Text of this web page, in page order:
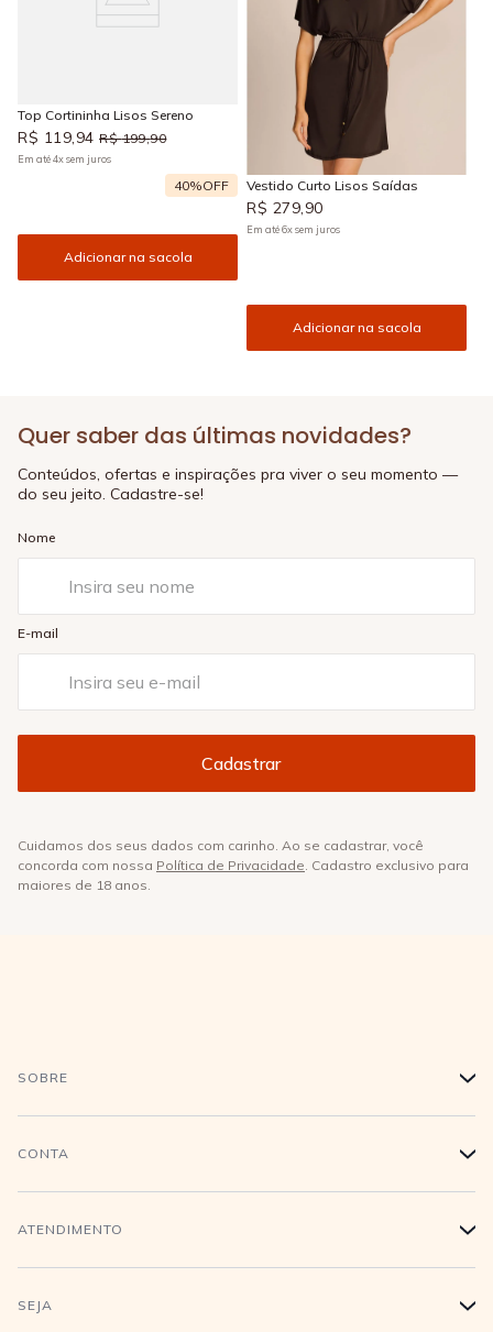
Top Cortininha Lisos Sereno
R$ 119,94 R$ 199,90
Em até4xsem juros
40%OFF
Adicionar na sacola
Vestido Curto Lisos Saídas
R$ 279,90
Em até6xsem juros
Adicionar na sacola
Quer saber das últimas novidades?
Conteúdos, ofertas e inspirações pra viver o seu momento —
do seu jeito. Cadastre-se!
Nome
E-mail
Cuidamos dos seus dados com carinho. Ao se cadastrar, você
concorda com nossa Política de Privacidade. Cadastro exclusivo para
maiores de 18 anos.
SOBRE +
História
Conecte-se
CONTA +
Login
ATENDIMENTO +
Compra Segura
SEJA +